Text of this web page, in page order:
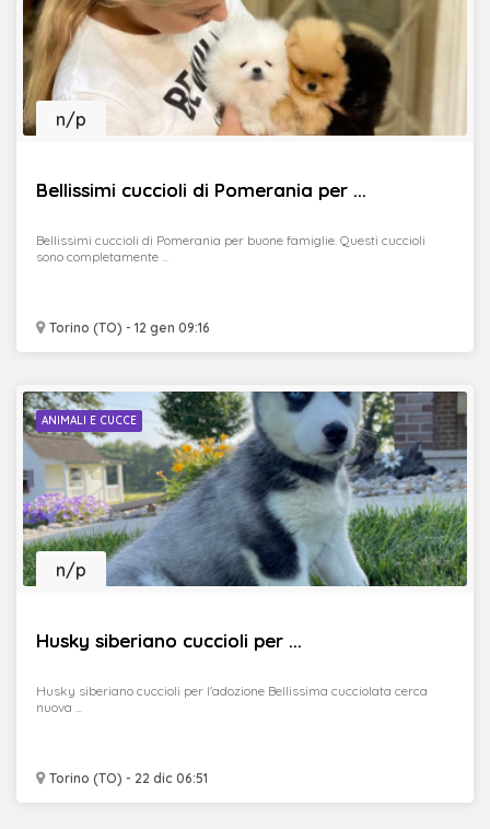
Bellissimi cuccioli di Pomerania per ...
Torino (TO) - 12 gen 09:16
n/p
Bellissimi cuccioli di Pomerania per buone famiglie. Questi cuccioli
sono completamente ...
ANIMALI E CUCCE
Husky siberiano cuccioli per ...
Torino (TO) - 22 dic 06:51
n/p
Husky siberiano cuccioli per l'adozione Bellissima cucciolata cerca
nuova ...